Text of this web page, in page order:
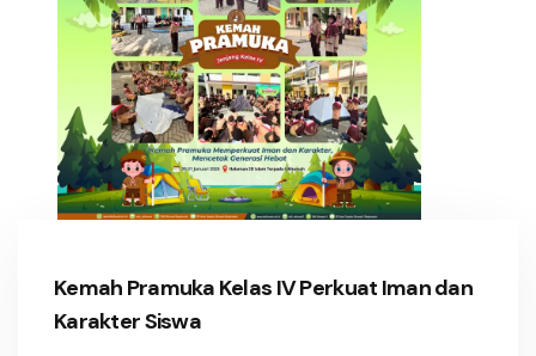
Kemah Pramuka Kelas IV Perkuat Iman dan
Karakter Siswa